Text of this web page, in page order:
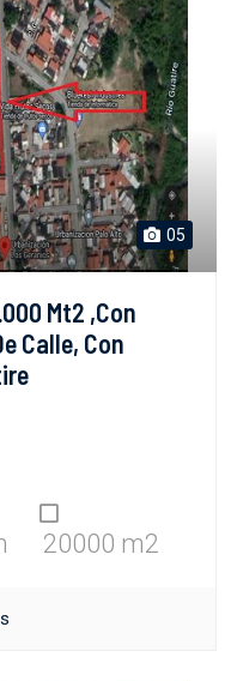
05
Mt2 ,con
Calle, Con
20000 m2